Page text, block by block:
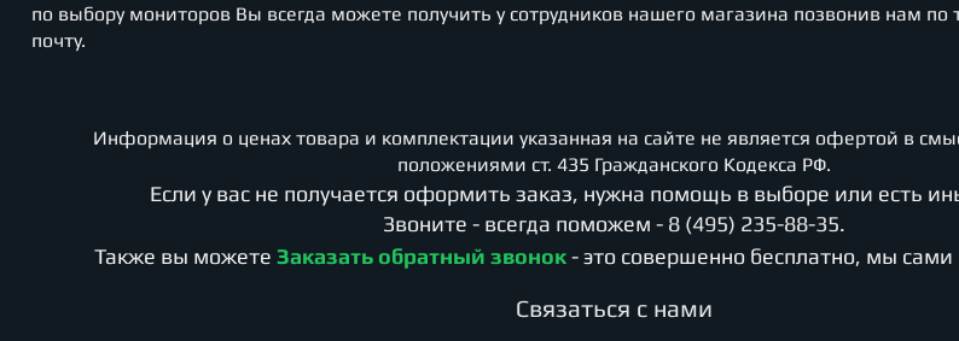
по выбору мониторов Вы всегда можете получить у сотрудников нашего магазина позвонив нам
почту.
Информация о ценах товара и комплектации указанная на сайте не является офертой в
положениями ст. 435 Гражданского Кодекса РФ.
Если у вас не получается оформить заказ, нужна помощь в выборе или есть
Звоните - всегда поможем - 8 (495) 235-88-35.
Также вы можете Заказать обратный звонок- это совершенно бесплатно, мы
Cвязаться с нами